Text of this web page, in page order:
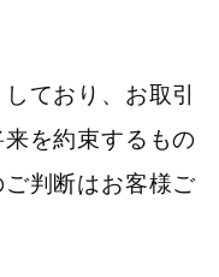
ており、お取引
を約束するもの
判断はお客様ご